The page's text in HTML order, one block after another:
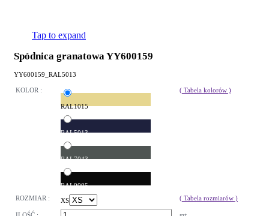
Tap to expand
Spódnica granatowa YY600159
YY600159_RAL5013
KOLOR :
RAL1015
RAL5013
RAL7043
RAL9005
( Tabela kolorów )
ROZMIAR : XS ( Tabela rozmiarów )